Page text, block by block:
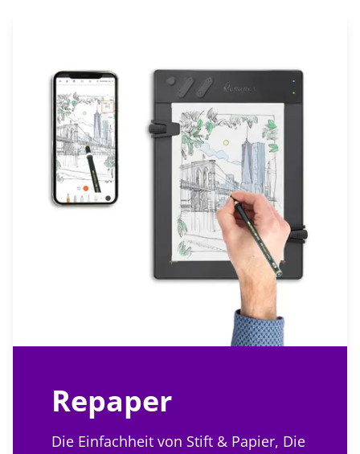
Repaper
Die Einfachheit von Stift & Papier, Die